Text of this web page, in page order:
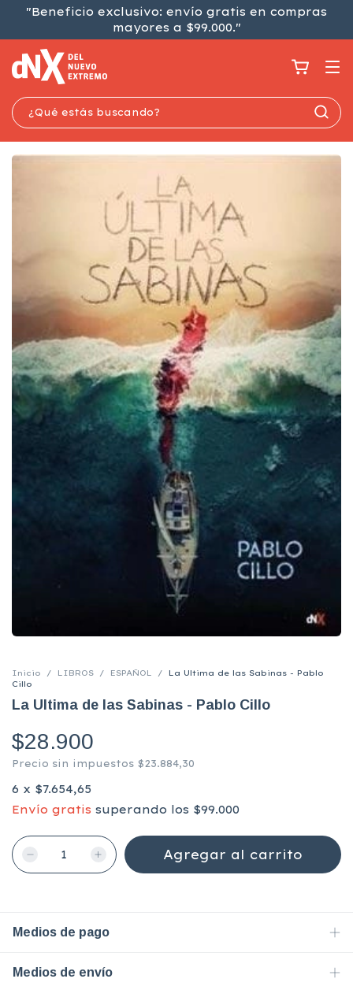
"Beneficio exclusivo: envío gratis en compras
mayores a $99.000."
Inicio / LIBROS / ESPAÑOL /
La Ultima de las Sabinas - Pablo
Cillo
La Ultima de las Sabinas - Pablo Cillo
$28.900
Precio sin impuestos $23.884,30
6 x $7.654,65
Envío gratis superando los $99.000
Medios de pago
Medios de envío